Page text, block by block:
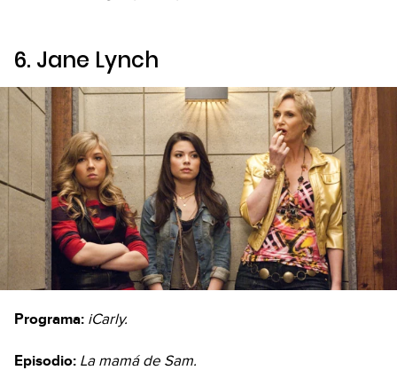
6. Jane Lynch
Programa: iCarly.
Episodio: La mamá de Sam.